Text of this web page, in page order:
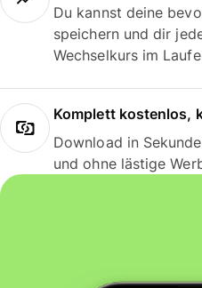
Du kannst deine
speichern und dir
Wechselkurs im
Komplett kostenlos,
Download in
und ohne lästige